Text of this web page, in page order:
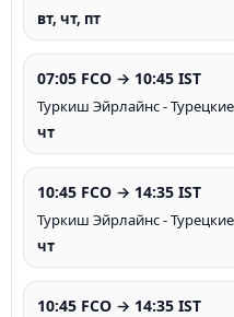
вт, чт, пт
07:05 FCO → 10:45 IST
Туркиш Эйрлайнс -
чт
10:45 FCO → 14:35 IST
Туркиш Эйрлайнс -
чт
10:45 FCO → 14:35 IST